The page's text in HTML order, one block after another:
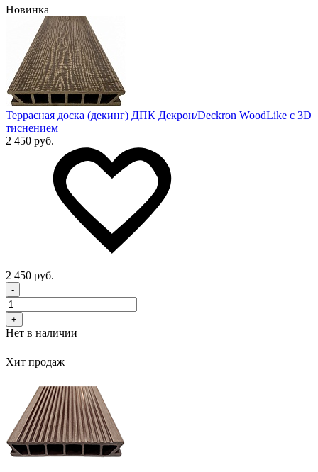
Новинка
Террасная доска (декинг) ДПК Декрон/Deckron WoodLike с 3D
тиснением
2 450 руб.
2 450 руб.
-
+
Нет в наличии
Хит продаж